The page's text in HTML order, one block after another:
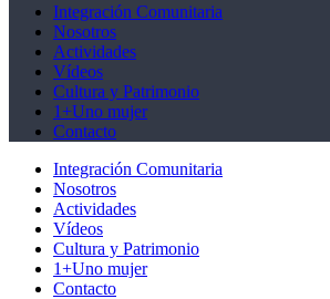
Integración Comunitaria
Nosotros
Actividades
Vídeos
Cultura y Patrimonio
1+Uno mujer
Contacto
Integración Comunitaria
Nosotros
Actividades
Vídeos
Cultura y Patrimonio
1+Uno mujer
Contacto